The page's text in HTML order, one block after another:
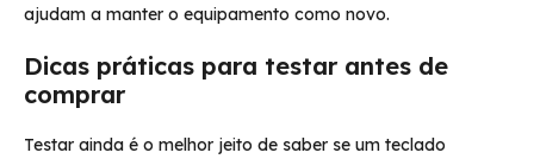
ajudam a manter o equipamento como novo.
Dicas práticas para testar antes de
comprar
Testar ainda é o melhor jeito de saber se um teclado